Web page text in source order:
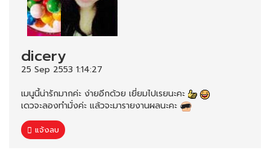
dicery
25 Sep 2553 1:14:27
เมนูนี้น่ารักมากค่ะ ง่ายอีกด้วย เยี่ยมไปเรยนะคะ
เดวจะลองทำมั่งค่ะ แล้วจะมารายงานผลนะคะ
แจ้งลบ